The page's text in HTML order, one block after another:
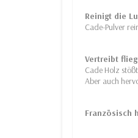
Reinigt die
Cade-Pulver
Vertreibt
Cade Holz
Aber auch
Französisch